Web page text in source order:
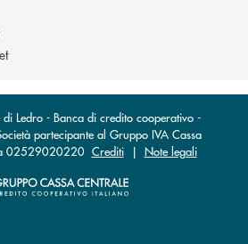
apre l’app di posta elettronica)
(si apre l’app di posta elettronica)
Ledro - Banca di credito cooperativo -
partecipante al Gruppo IVA Cassa
02529020220 Crediti| Note legali